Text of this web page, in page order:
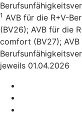
1 AVB für die R+V-
(BV26); AVB für die
comfort (BV27);
jeweils 01.04.2026